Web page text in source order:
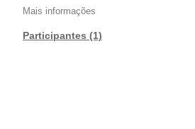
Mais informações
Participantes (1)